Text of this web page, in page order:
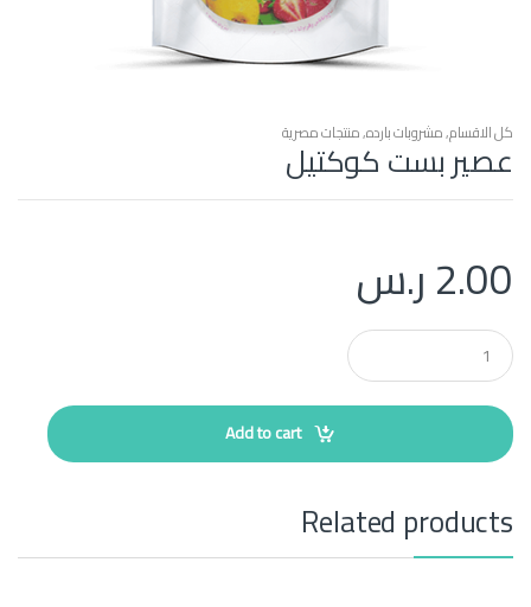
كل الاقسام,مشروبات بارده,منتجات مصرية
عصير بست كوكتيل
2.00ر.س
Q
u
a
t
i
Add to cart
Related products